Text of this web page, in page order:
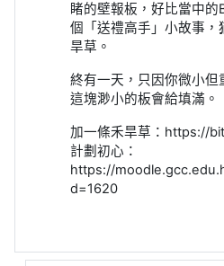
睹的壁報板，好比當中的
個「送禮高手」小故事
旱草。
終有一天，只因你微小但
這塊渺小的板會給填滿。
加一條禾旱草： https://
計劃初心：
https://
d=1620